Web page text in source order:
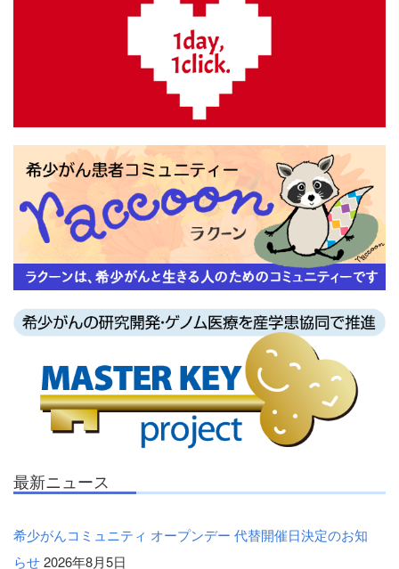
最新ニュース
希少がんコミュニティ オープンデー 代替開催日決定のお知
らせ2026年8月5日